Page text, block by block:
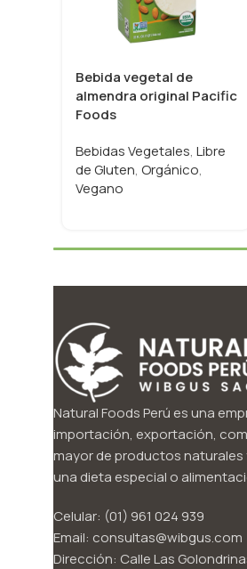
Bebida vegetal de
almendra original Pacific
Foods
Bebidas Vegetales, Libre
de Gluten, Orgánico,
Vegano
Natural Foods Perú es una
importación, exportación,
mayor de productos
una dieta especial o
Celular: (01) 961 024 939
Email: consultas@wibgus.com
Dirección: Calle Las